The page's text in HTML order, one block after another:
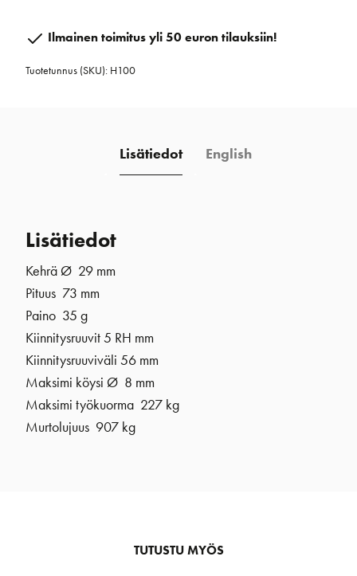
määräIlmainen toimitus yli 50 euron tilauksiin!
Tuotetunnus (SKU): H100
Lisätiedot English
Lisätiedot
Kehrä Ø 29 mm
Pituus 73 mm
Paino 35 g
Kiinnitysruuvit 5 RH mm
Kiinnitysruuviväli 56 mm
Maksimi köysi Ø 8 mm
Maksimi työkuorma 227 kg
Murtolujuus 907 kg
TUTUSTU MYÖS